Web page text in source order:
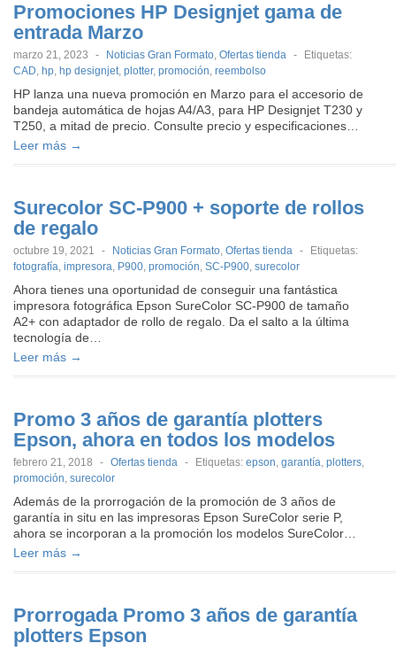
Promociones HP Designjet gama de
entrada Marzo
marzo 21, 2023 - Noticias Gran Formato, Ofertas tienda -
Etiquetas:
CAD, hp, hp designjet, plotter, promoción, reembolso
HP lanza una nueva promoción en Marzo para el accesorio de
bandeja automática de hojas A4/A3, para HP Designjet T230 y
T250, a mitad de precio. Consulte precio y especificaciones…
Leer más →
Surecolor SC-P900 + soporte de rollos
de regalo
octubre 19, 2021 - Noticias Gran Formato, Ofertas tienda -
Etiquetas:
fotografía, impresora, P900, promoción, SC-P900, surecolor
Ahora tienes una oportunidad de conseguir una fantástica
impresora fotográfica Epson SureColor SC-P900 de tamaño
A2+ con adaptador de rollo de regalo. Da el salto a la última
tecnología de…
Leer más →
Promo 3 años de garantía plotters
Epson, ahora en todos los modelos
febrero 21, 2018 - Ofertas tienda - Etiquetas: epson, garantía, plotters,
promoción, surecolor
Además de la prorrogación de la promoción de 3 años de
garantía in situ en las impresoras Epson SureColor serie P,
ahora se incorporan a la promoción los modelos SureColor…
Leer más →
Prorrogada Promo 3 años de garantía
plotters Epson